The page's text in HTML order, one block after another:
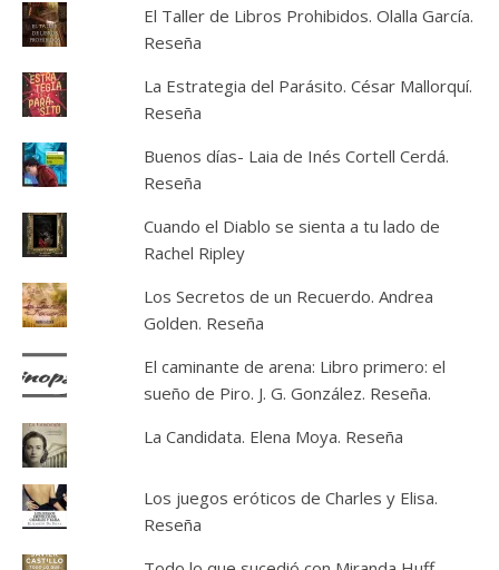
El Taller de Libros Prohibidos. Olalla García.
Reseña
La Estrategia del Parásito. César Mallorquí.
Reseña
Buenos días- Laia de Inés Cortell Cerdá.
Reseña
Cuando el Diablo se sienta a tu lado de
Rachel Ripley
Los Secretos de un Recuerdo. Andrea
Golden. Reseña
El caminante de arena: Libro primero: el
sueño de Piro. J. G. González. Reseña.
La Candidata. Elena Moya. Reseña
Los juegos eróticos de Charles y Elisa.
Reseña